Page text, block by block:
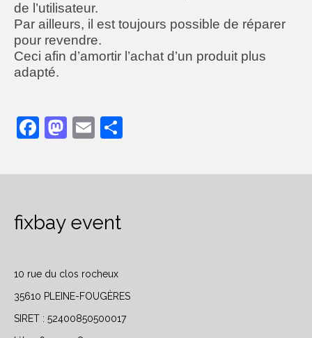
Concert Event
Ventes responsables
de l’utilisateur.
Par ailleurs, il est toujours possible de réparer
pour revendre.
Ceci afin d’amortir l’achat d’un produit plus
adapté.
Facebook
Mastodon
Email
fixbay event
10 rue du clos rocheux
35610 PLEINE-FOUGÈRES
SIRET : 52400850500017